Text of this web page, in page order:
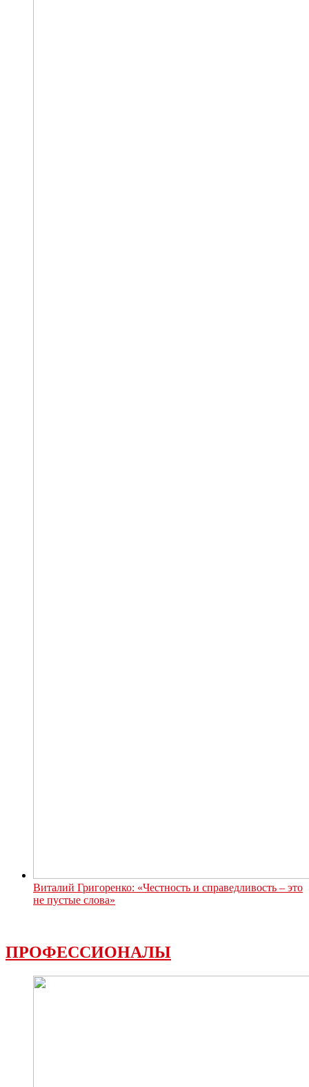
Виталий Григоренко: «Честность и справедливость – это
не пустые слова»
ПРОФЕССИОНАЛЫ